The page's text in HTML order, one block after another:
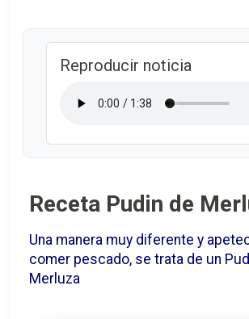
Reproducir noticia
Receta Pudin de
Una manera muy diferente y
comer pescado, se trata de un
Merluza